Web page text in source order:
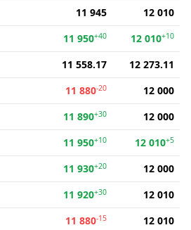
11 945
12 010
11 950+40 12 010+10
11 558.17
12 273.11
11 880-20
12 000
11 890+30
12 000
11 950+10 12 010+5
11 930+20
12 000
11 920+30
12 010
11 880-15
12 010